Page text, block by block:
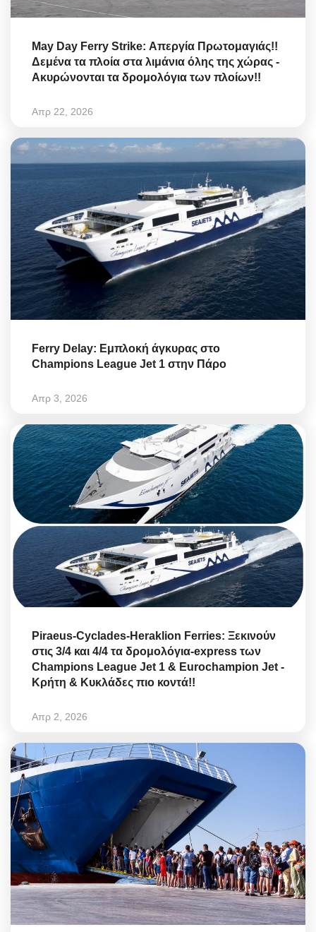
May Day Ferry Strike: Απεργία Πρωτομαγιάς!!
Δεμένα τα πλοία στα λιμάνια όλης της χώρας -
Ακυρώνονται τα δρομολόγια των πλοίων!!
Απρ 22, 2026
Ferry Delay: Εμπλοκή άγκυρας στο
Champions League Jet 1 στην Πάρο
Απρ 3, 2026
Piraeus-Cyclades-Heraklion Ferries: Ξεκινούν
στις 3/4 και 4/4 τα δρομολόγια-express των
Champions League Jet 1 & Eurochampion Jet -
Κρήτη & Κυκλάδες πιο κοντά!!
Απρ 2, 2026